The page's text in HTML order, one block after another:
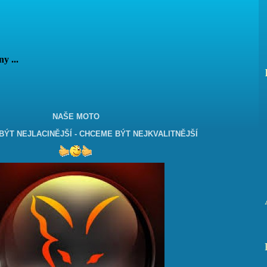
...
NAŠE MOTO
NEJLACINĚJŠÍ - CHCEME BÝT NEJKVALITNĚJŠÍ